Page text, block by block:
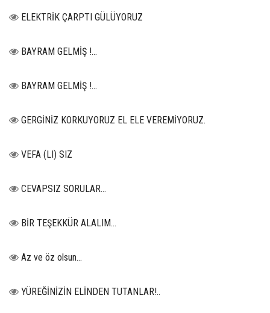
ELEKTRİK ÇARPTI GÜLÜYORUZ
BAYRAM GELMİŞ !...
BAYRAM GELMİŞ !...
GERGİNİZ KORKUYORUZ EL ELE VEREMİYORUZ.
VEFA (LI) SIZ
CEVAPSIZ SORULAR…
BİR TEŞEKKÜR ALALIM...
Az ve öz olsun…
YÜREĞİNİZİN ELİNDEN TUTANLAR!..